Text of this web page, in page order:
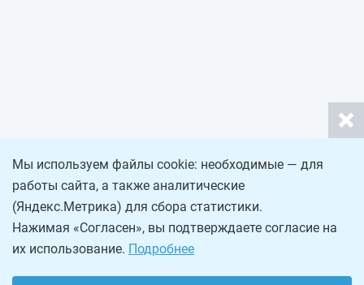
Мы используем файлы cookie: необходимые — для
работы сайта, а также аналитические
(Яндекс.Метрика) для сбора статистики.
Нажимая «Согласен», вы подтверждаете согласие на
их использование. Подробнее